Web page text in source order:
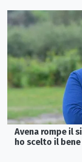
Avena rompe il
ho scelto il